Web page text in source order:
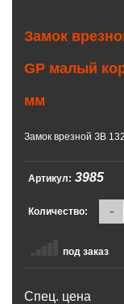
Замок
GP малый
мм
Замок врезной ЗВ
Артикул: 3985
Количество: -
под заказ
Спец. цена